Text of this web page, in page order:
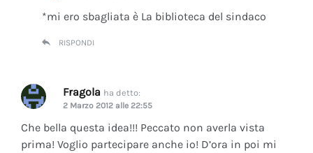
*mi ero sbagliata è La biblioteca del sindaco
RISPONDI
Fragola ha detto:
2 Marzo 2012 alle 22:55
Che bella questa idea!!! Peccato non averla vista
prima! Voglio partecipare anche io! D’ora in poi mi